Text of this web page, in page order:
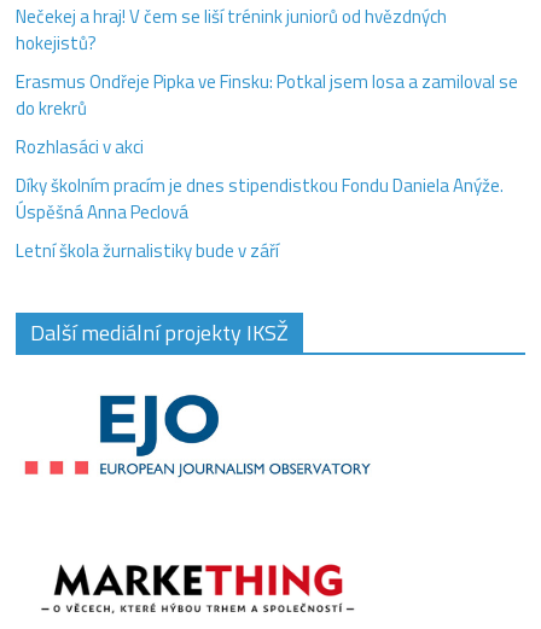
Nečekej a hraj! V čem se liší trénink juniorů od hvězdných
hokejistů?
Erasmus Ondřeje Pipka ve Finsku: Potkal jsem losa a zamiloval se
do krekrů
Rozhlasáci v akci
Díky školním pracím je dnes stipendistkou Fondu Daniela Anýže.
Úspěšná Anna Peclová
Letní škola žurnalistiky bude v září
Další mediální projekty IKSŽ